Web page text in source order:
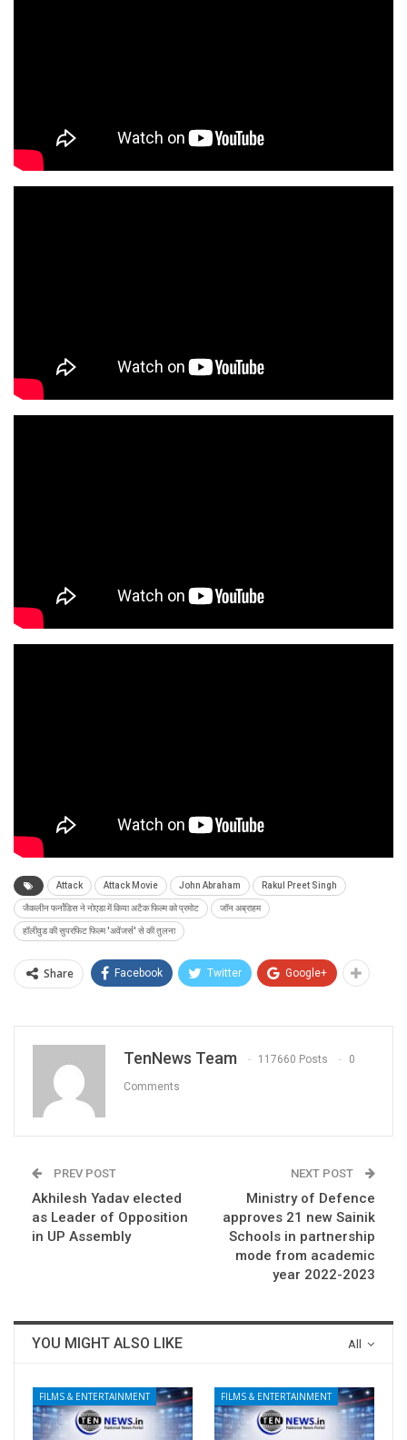
Attack Attack Movie John Abraham Rakul Preet Singh
जैकलीन फर्नांडिस ने नोएडा में किया अटैक फिल्म को प्रमोट जॉन अब्राहम
हॉलीवुड की सुपरफिट फिल्म 'अवेंजर्स' से की तुलना
Share Facebook Twitter Google+
TenNews Team 117660 Posts 0
Comments
PREV POST
Akhilesh Yadav elected
as Leader of Opposition
in UP Assembly
NEXT POST
Ministry of Defence
approves 21 new Sainik
Schools in partnership
mode from academic
year 2022-2023
All
YOU MIGHT ALSO LIKE
FILMS & ENTERTAINMENT FILMS & ENTERTAINMENT